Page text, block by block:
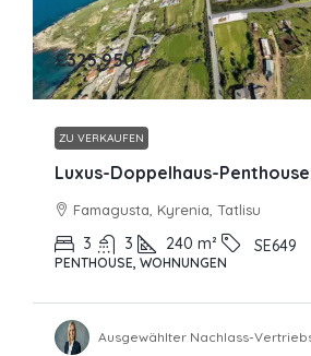
£325,950
ZU VERKAUFEN
Luxus-Doppelhaus-Penthouse
Famagusta, Kyrenia, Tatlisu
3 3 240 m² SE649
PENTHOUSE, WOHNUNGEN
Ausgewählter Nachlass-